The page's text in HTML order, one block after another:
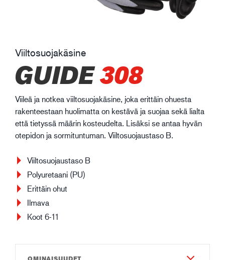
Viiltosuojakäsine
GUIDE308
Viileä ja notkea viiltosuojakäsine, joka erittäin ohuesta
rakenteestaan huolimatta on kestävä ja suojaa sekä lialta
että tietyssä määrin kosteudelta. Lisäksi se antaa hyvän
otepidon ja sormituntuman. Viiltosuojaustaso B.
Viiltosuojaustaso B
Polyuretaani (PU)
Erittäin ohut
Ilmava
Koot 6-11